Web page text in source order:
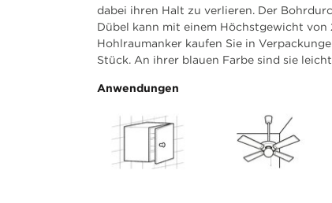
dabei ihren Halt zu verlieren. Der
Dübel kann mit einem Höchstgewicht von
Hohlraumanker kaufen Sie in
Stück. An ihrer blauen Farbe sind sie
Anwendungen